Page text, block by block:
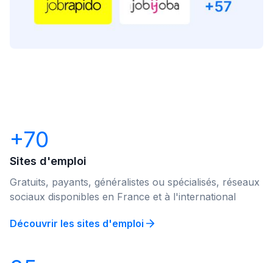
+70
Sites d'emploi
Gratuits, payants, généralistes ou spécialisés, réseaux
sociaux disponibles en France et à l'international
Découvrir les sites d'emploi